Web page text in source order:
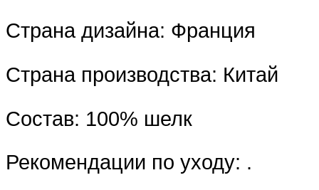
Страна дизайна: Франция
Страна производства: Китай
Состав: 100% шелк
Рекомендации по уходу: .